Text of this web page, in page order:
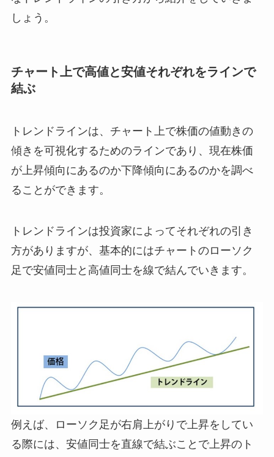
しょう。
チャート上で高値と安値それぞれをラインで
結ぶ
トレンドラインは、チャート上で株価の値動きの
傾きを可視化するためのラインであり、現在株価
が上昇傾向にあるのか下降傾向にあるのかを調べ
ることができます。
トレンドラインは投資家によってそれぞれの引き
方がありますが、基本的にはチャートのローソク
足で安値同士と高値同士を線で結んでいきます。
例えば、ローソク足が右肩上がりで上昇をしてい
る際には、安値同士を直線で結ぶことで上昇のト